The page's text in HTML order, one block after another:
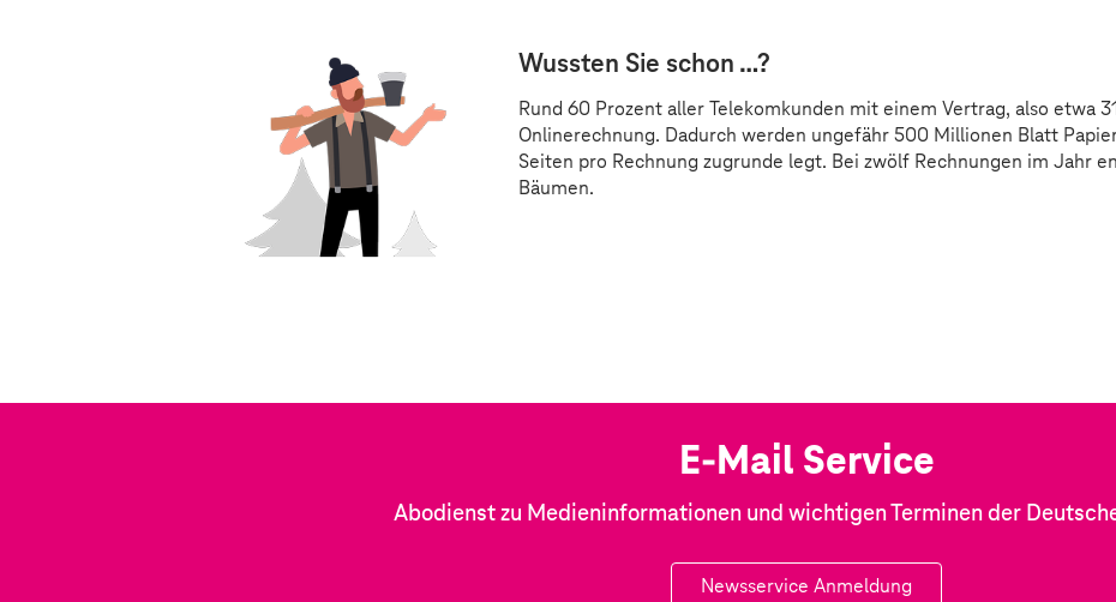
Wussten Sie schon …?
Rund 60 Prozent aller Telekomkunden mit einem Vertrag, also etwa
Onlinerechnung. Dadurch werden ungefähr 500 Millionen Blatt
Seiten pro Rechnung zugrunde legt. Bei zwölf Rechnungen im Jahr
Bäumen.
E-Mail Service
Abodienst zu Medieninformationen und wichtigen Terminen der
Newsservice Anmeldung